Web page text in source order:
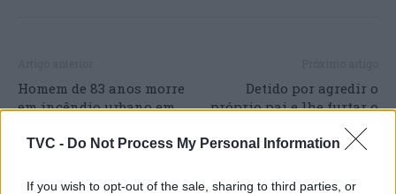
TVC - Do Not Process My Personal Information
If you wish to opt-out of the sale, sharing to third parties, or
Homem de 83 anos morre
em incêndio urbano em
Detido por agredir o
próprio pai e lhe furtar o
cartão bancário em
Pombal